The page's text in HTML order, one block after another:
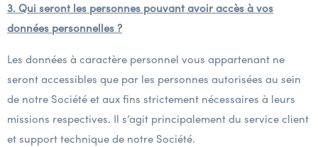
3. Qui seront les personnes pouvant avoir accès à vos
données personnelles ?
Les données à caractère personnel vous appartenant ne
seront accessibles que par les personnes autorisées au sein
de notre Société et aux fins strictement nécessaires à leurs
missions respectives. Il s’agit principalement du service client
et support technique de notre Société.